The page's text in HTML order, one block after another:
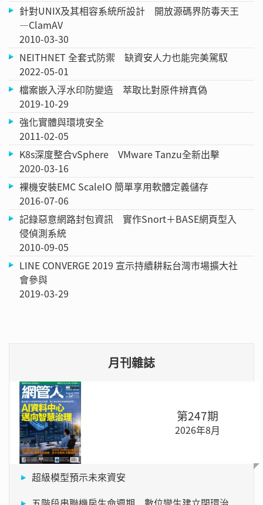
針對UNIX及其相容系統所設計 開放源碼界防毒天王
—ClamAV
2010-03-30
NEITHNET 全套式防禦 缺資安人力也能完美駕馭
2022-05-01
檔案嵌入浮水印防變造 萃取比對原件辨真偽
2019-10-29
強化實體與環境安全
2011-02-05
K8s深度整合vSphere VMware Tanzu全新出擊
2020-03-16
裸機安裝EMC ScaleIO 簡單享用軟體定義儲存
2016-07-06
記錄惡意網路封包資訊 實作Snort＋BASE網頁型入
侵偵測系統
2010-09-05
LINE CONVERGE 2019 宣示持續耕耘台灣市場擴大社
會參與
2019-03-29
月刊雜誌
第247期
2026年8月
超級模型預示未來資安